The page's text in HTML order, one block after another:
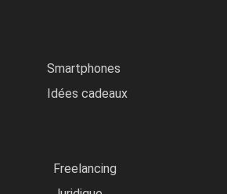
Smartphones
Idées cadeaux
Freelancing